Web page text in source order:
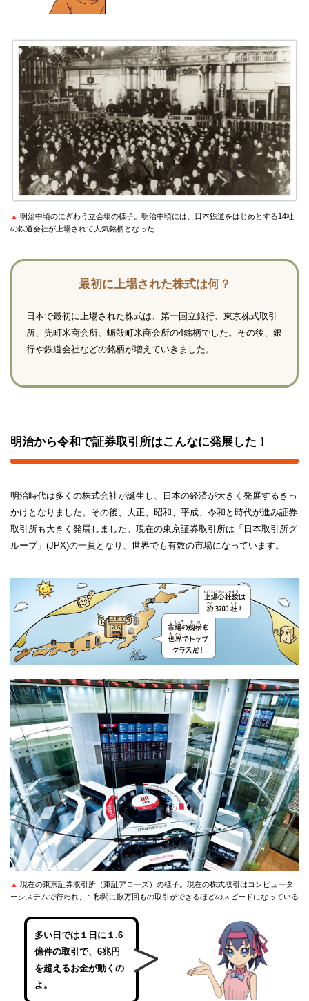
▲ 明治中頃のにぎわう立会場の様子。明治中頃には、日本鉄道をはじめとする14社
の鉄道会社が上場されて人気銘柄となった
最初に上場された株式は何？
日本で最初に上場された株式は、第一国立銀行、東京株式取引
所、兜町米商会所、蛎殻町米商会所の4銘柄でした。その後、銀
行や鉄道会社などの銘柄が増えていきました。
明治から令和で証券取引所はこんなに発展した！
明治時代は多くの株式会社が誕生し、日本の経済が大きく発展するきっ
かけとなりました。その後、大正、昭和、平成、令和と時代が進み証券
取引所も大きく発展しました。現在の東京証券取引所は「日本取引所グ
ループ」(JPX)の一員となり、世界でも有数の市場になっています。
▲ 現在の東京証券取引所（東証アローズ）の様子。現在の株式取引はコンピュータ
ーシステムで行われ、１秒間に数万回もの取引ができるほどのスピードになっている
多い日では１日に１.6
億件の取引で、6兆円
を超えるお金が動くの
よ。